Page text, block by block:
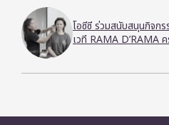
โอซีซี ร่วมสนับสนุนกิจก
เวที RAMA D’RAMA